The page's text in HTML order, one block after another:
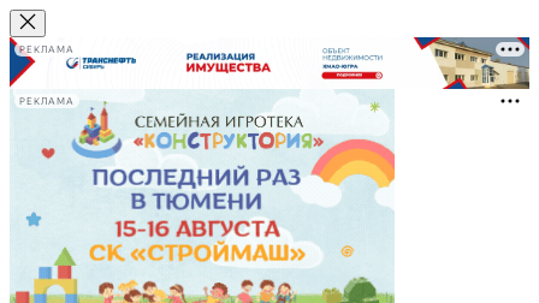
РЕКЛАМА
РЕКЛАМА